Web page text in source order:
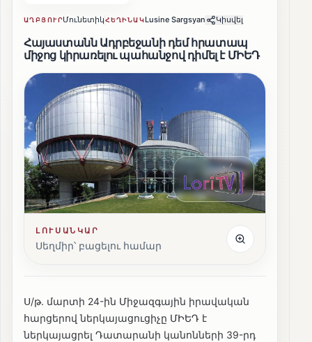
ԱՂԲՅՈՒՐՄունետիկՀԵՂԻՆԱԿLusine Sargsyan Կիսվել
Հայաստանն Ադրբեջանի դեմ հրատապ
միջոց կիրառելու պահանջով դիմել է ՄԻԵԴ
ԼՈՒՍԱՆԿԱՐ
Սեղմիր՝ բացելու համար
Ս/թ. մարտի 24-ին Միջազգային իրավական
հարցերով ներկայացուցիչը ՄԻԵԴ է
ներկայացրել Դատարանի կանոնների 39-րդ